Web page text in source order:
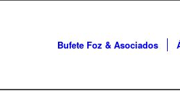
Bufete Foz & Asociados